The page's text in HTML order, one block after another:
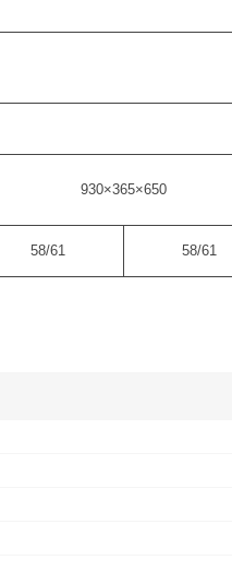
930×365×650
58/61 58/61